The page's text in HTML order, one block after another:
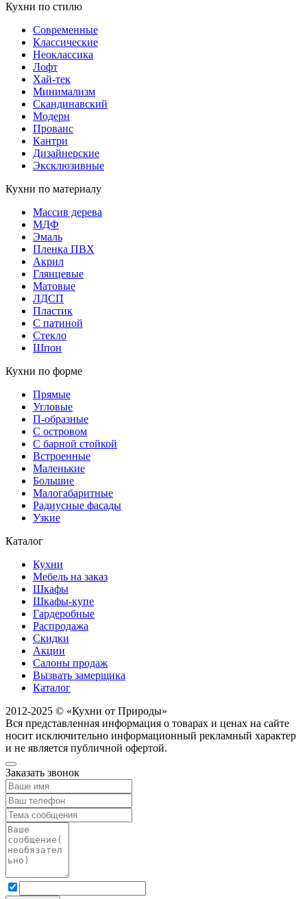
Кухни по стилю
Современные
Классические
Неоклассика
Лофт
Хай-тек
Минимализм
Скандинавский
Модерн
Прованс
Кантри
Дизайнерские
Эксклюзивные
Кухни по материалу
Массив дерева
МДФ
Эмаль
Пленка ПВХ
Акрил
Глянцевые
Матовые
ЛДСП
Пластик
С патиной
Стекло
Шпон
Кухни по форме
Прямые
Угловые
П-образные
С островом
С барной стойкой
Встроенные
Маленькие
Большие
Малогабаритные
Радиусные фасады
Узкие
Каталог
Кухни
Мебель на заказ
Шкафы
Шкафы-купе
Гардеробные
Распродажа
Скидки
Акции
Салоны продаж
Вызвать замерщика
Каталог
2012-2025 © «Кухни от Природы»
Вся представленная информация о товарах и ценах на сайте
носит исключительно информационный рекламный характер
и не является публичной офертой.
Заказать звонок